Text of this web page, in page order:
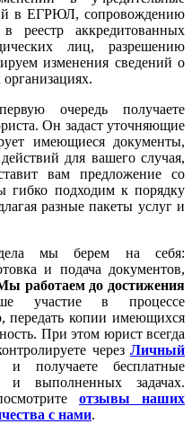
в ЕГРЮЛ, сопровождению
реестр аккредитованных
лиц, разрешению
изменения сведений о
очередь получаете
Он задаст уточняющие
имеющиеся документы,
для вашего случая,
вам предложение со
гибко подходим к порядку
разные пакеты услуг и
мы берем на себя:
и подача документов,
работаем до достижения
участие в процессе
передать копии имеющихся
При этом юрист всегда
через Личный
и получаете бесплатные
и выполненных задачах.
отзывы наших
с нами.